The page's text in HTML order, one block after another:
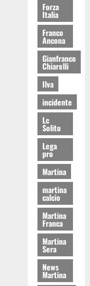
Forza
Italia
Franco
Ancona
Gianfranco
Chiarelli
Ilva
incidente
Lc
Solito
Lega
pro
Martina
martina
calcio
Martina
Franca
Martina
Sera
News
Martina